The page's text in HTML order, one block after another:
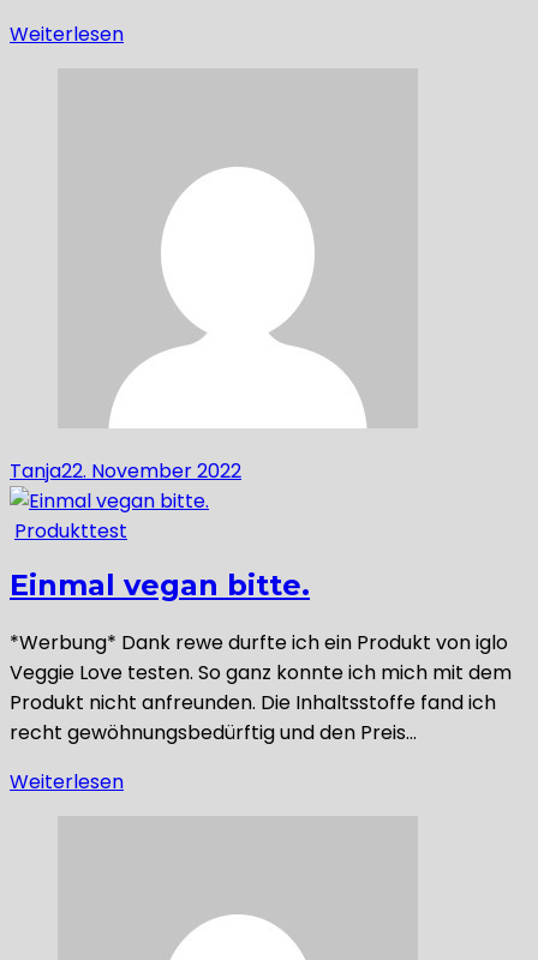
Weiterlesen
Tanja22. November 2022
Produkttest
Einmal vegan bitte.
*Werbung* Dank rewe durfte ich ein Produkt von iglo
Veggie Love testen. So ganz konnte ich mich mit dem
Produkt nicht anfreunden. Die Inhaltsstoffe fand ich
recht gewöhnungsbedürftig und den Preis…
Weiterlesen